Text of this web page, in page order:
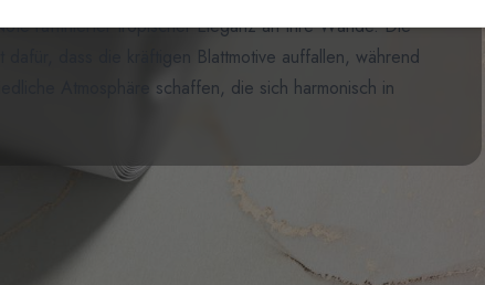
raffinierter tropischer Eleganz an Ihre Wände. Die
dafür, dass die kräftigen Blattmotive auffallen, während
Atmosphäre schaffen, die sich harmonisch in